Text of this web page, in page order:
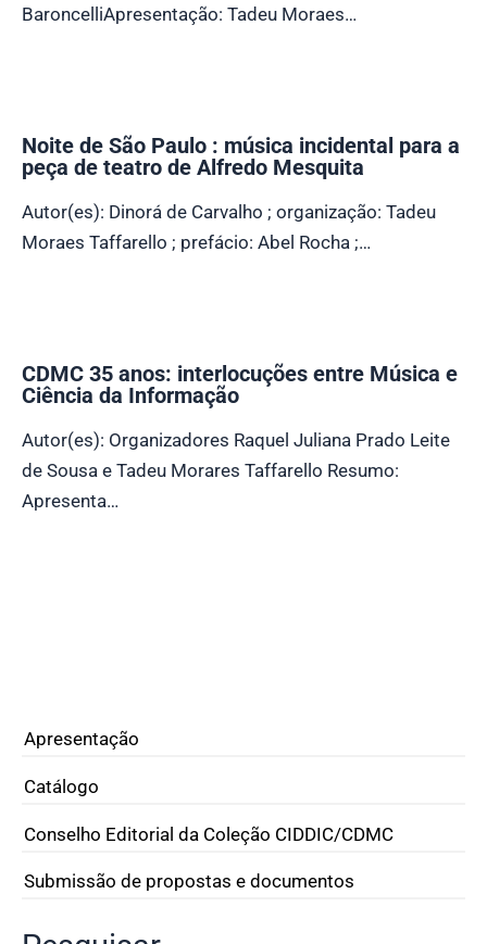
Apresentação
Catálogo
Conselho Editorial da Coleção CIDDIC/CDMC
Submissão de propostas e documentos
BaroncelliApresentação: Tadeu Moraes…
Noite de São Paulo : música incidental para a
peça de teatro de Alfredo Mesquita
Autor(es): Dinorá de Carvalho ; organização: Tadeu
Moraes Taffarello ; prefácio: Abel Rocha ;…
CDMC 35 anos: interlocuções entre Música e
Ciência da Informação
Autor(es): Organizadores Raquel Juliana Prado Leite
de Sousa e Tadeu Morares Taffarello Resumo:
Apresenta…